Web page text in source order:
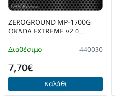
Διαθέσιμο 440030
ZEROGROUND MP-1700G
OKADA EXTREME v2.0
Gaming Mousepad
7,70€
Καλάθι